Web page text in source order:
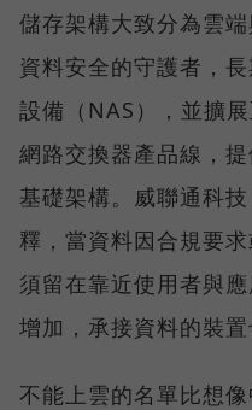
儲存架構大致分為雲
資料安全的守護者，
設備（NAS），並擴
網路交換器產品線，
基礎架構。威聯通科
釋，當資料因合規要
須留在靠近使用者與
增加，承接資料的裝
不能上雲的名單比想